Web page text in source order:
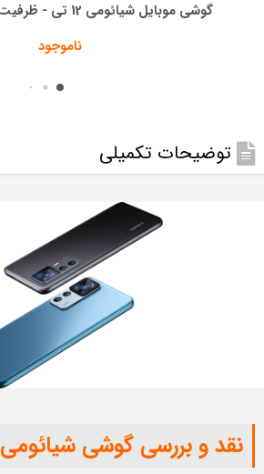
گوشی موبایل شیائومی 12 تی - ظرفیت 128-8 گیگابایت
ناموجود
توضیحات تکمیلی
نقد و بررسی گوشی شیائومی 12t pro